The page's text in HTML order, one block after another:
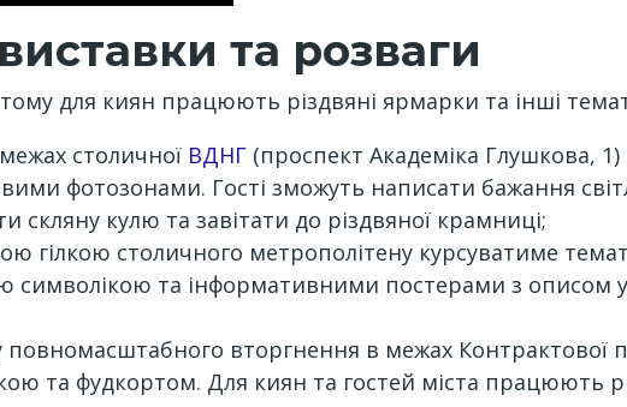
та розваги
для киян працюють різдвяні ярмарки та інші
столичної ВДНГ (проспект Академіка Глушкова,
фотозонами. Гості зможуть написати бажання
кулю та завітати до різдвяної крамниці;
гілкою столичного метрополітену курсуватиме
символікою та інформативними постерами з описом
повномасштабного вторгнення в межах Контрактової
та фудкортом. Для киян та гостей міста працюють